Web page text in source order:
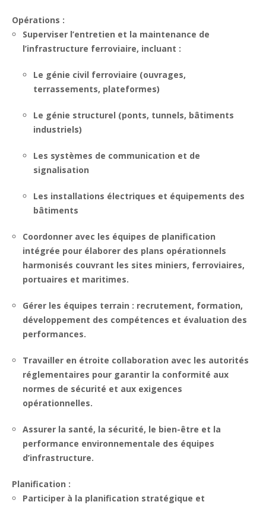
Opérations :
Superviser l’entretien et la maintenance de
l’infrastructure ferroviaire, incluant :
Le génie civil ferroviaire (ouvrages,
terrassements, plateformes)
Le génie structurel (ponts, tunnels, bâtiments
industriels)
Les systèmes de communication et de
signalisation
Les installations électriques et équipements des
bâtiments
Coordonner avec les équipes de planification
intégrée pour élaborer des plans opérationnels
harmonisés couvrant les sites miniers, ferroviaires,
portuaires et maritimes.
Gérer les équipes terrain : recrutement, formation,
développement des compétences et évaluation des
performances.
Travailler en étroite collaboration avec les autorités
réglementaires pour garantir la conformité aux
normes de sécurité et aux exigences
opérationnelles.
Assurer la santé, la sécurité, le bien-être et la
performance environnementale des équipes
d’infrastructure.
Planification :
Participer à la planification stratégique et